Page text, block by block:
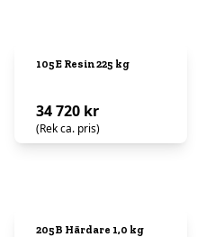
105E Resin 225 kg
34 720 kr
(Rek ca. pris)
205B Härdare 1,0 kg